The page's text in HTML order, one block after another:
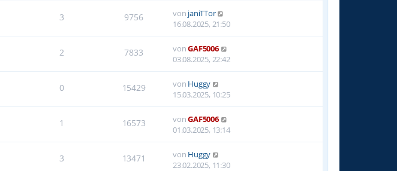
3 9756 von janiTTor
16.08.2025, 21:50
2 7833 vonGAF5006
03.08.2025, 22:42
0 15429 von Huggy
15.03.2025, 10:25
1 16573 vonGAF5006
01.03.2025, 13:14
3 13471 von Huggy
23.02.2025, 11:30